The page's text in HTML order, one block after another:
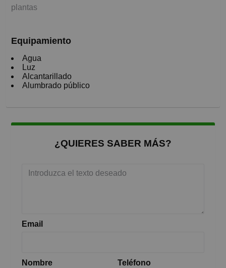
plantas
Equipamiento
Agua
Luz
Alcantarillado
Alumbrado público
¿QUIERES SABER MÁS?
Email
Nombre Teléfono